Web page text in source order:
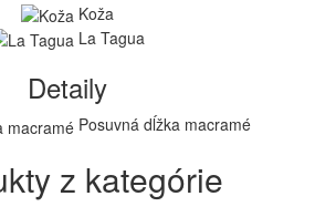
Koža
La Tagua
Detaily
Posuvná dĺžka macramé
z kategórie